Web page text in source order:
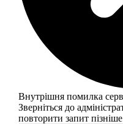
Внутрішня помилка
Зверніться до
повторити запит